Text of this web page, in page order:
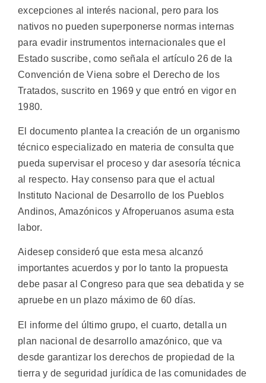
excepciones al interés nacional, pero para los
nativos no pueden superponerse normas internas
para evadir instrumentos internacionales que el
Estado suscribe, como señala el artículo 26 de la
Convención de Viena sobre el Derecho de los
Tratados, suscrito en 1969 y que entró en vigor en
1980.
El documento plantea la creación de un organismo
técnico especializado en materia de consulta que
pueda supervisar el proceso y dar asesoría técnica
al respecto. Hay consenso para que el actual
Instituto Nacional de Desarrollo de los Pueblos
Andinos, Amazónicos y Afroperuanos asuma esta
labor.
Aidesep consideró que esta mesa alcanzó
importantes acuerdos y por lo tanto la propuesta
debe pasar al Congreso para que sea debatida y se
apruebe en un plazo máximo de 60 días.
El informe del último grupo, el cuarto, detalla un
plan nacional de desarrollo amazónico, que va
desde garantizar los derechos de propiedad de la
tierra y de seguridad jurídica de las comunidades de